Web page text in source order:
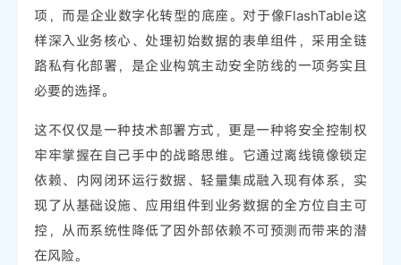
项，而是企业数字化转型的底座。对于像FlashTable这
样深入业务核心、处理初始数据的表单组件，采用全链
路私有化部署，是企业构筑主动安全防线的一项务实且
必要的选择。
这不仅仅是一种技术部署方式，更是一种将安全控制权
牢牢掌握在自己手中的战略思维。它通过离线镜像锁定
依赖、内网闭环运行数据、轻量集成融入现有体系，实
现了从基础设施、应用组件到业务数据的全方位自主可
控，从而系统性降低了因外部依赖不可预测而带来的潜
在风险。